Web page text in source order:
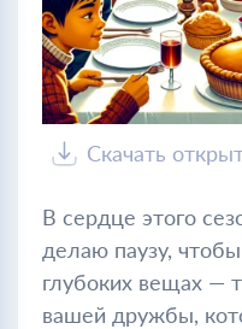
Скачать
В сердце этого
делаю паузу,
глубоких вещах —
вашей дружбы,